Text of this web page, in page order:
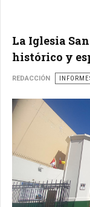
La Iglesia
histórico y
REDACCIÓN